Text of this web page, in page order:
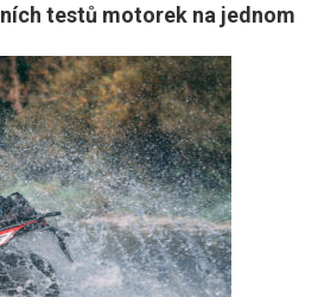
testů motorek na jednom